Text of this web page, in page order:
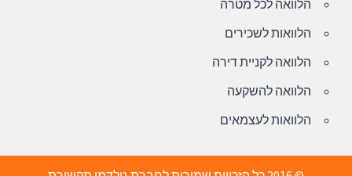
הלוואה לכל מטרה
הלוואות לשכירים
הלוואה לקניית דירה
הלוואה להשקעה
הלוואות לעצמאים